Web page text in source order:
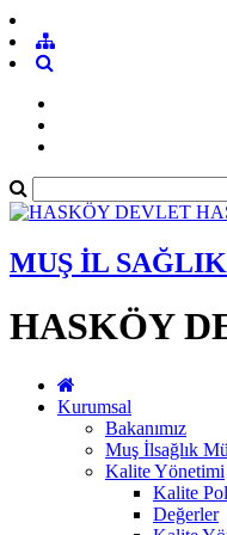
MUŞ İL
HASKÖY
Kurumsal
Bakanımız
Muş İlsağlık
Kalite Yönetimi
Kalite
Değerler